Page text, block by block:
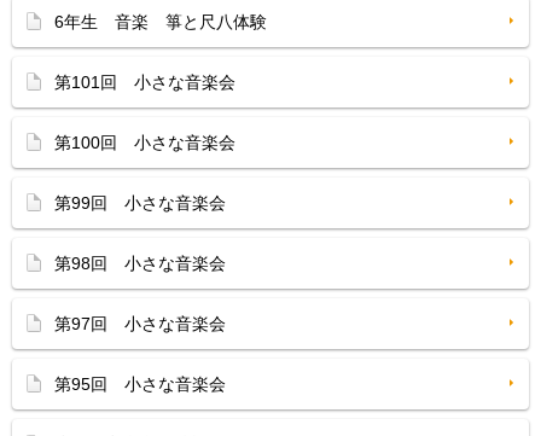
6年生 音楽 箏と尺八体験
第101回 小さな音楽会
第100回 小さな音楽会
第99回 小さな音楽会
第98回 小さな音楽会
第97回 小さな音楽会
第95回 小さな音楽会